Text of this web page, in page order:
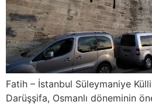
Fatih – İstanbul Süleymaniye
Darüşşifa, Osmanlı döneminin